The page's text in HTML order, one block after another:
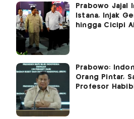
Prabowo Jajal
Istana, Injak
hingga Cicipi
Prabowo:
Orang Pintar,
Profesor